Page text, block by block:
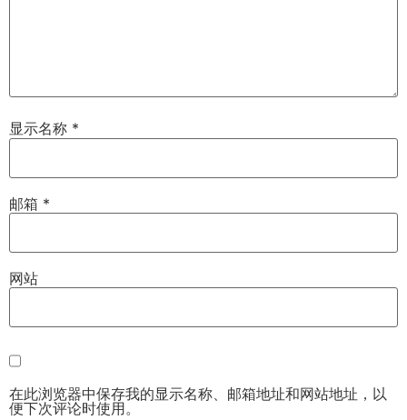
显示名称 *
邮箱 *
网站
在此浏览器中保存我的显示名称、邮箱地址和网站地址，以
便下次评论时使用。